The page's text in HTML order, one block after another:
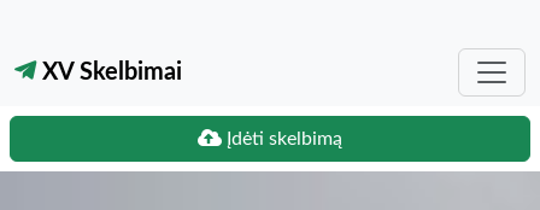
XV Skelbimai
Įdėti skelbimą